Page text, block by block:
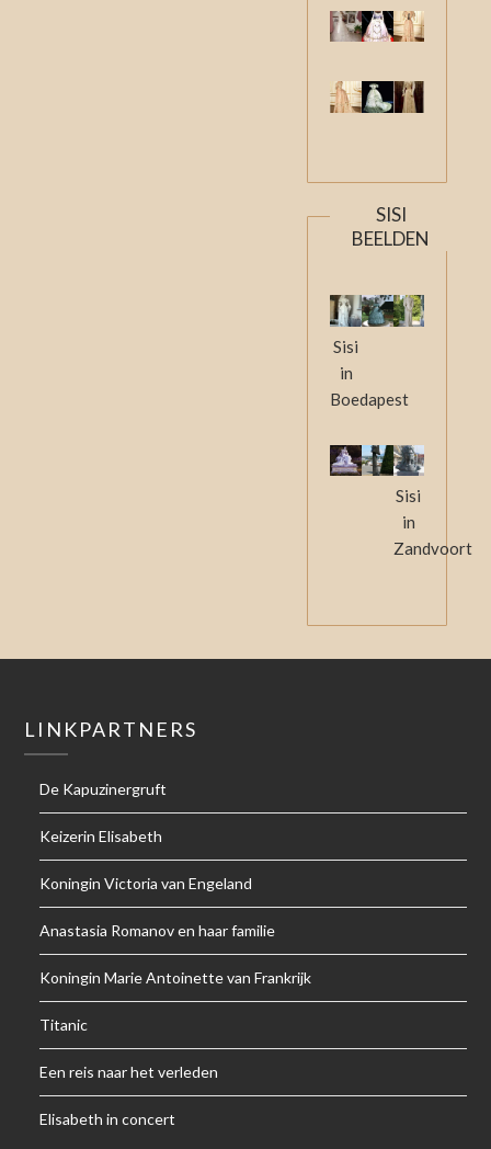
SISI
BEELDEN
Sisi
in
Boedapest
Sisi
in
Zandvoort
LINKPARTNERS
De Kapuzinergruft
Keizerin Elisabeth
Koningin Victoria van Engeland
Anastasia Romanov en haar familie
Koningin Marie Antoinette van Frankrijk
Titanic
Een reis naar het verleden
Elisabeth in concert